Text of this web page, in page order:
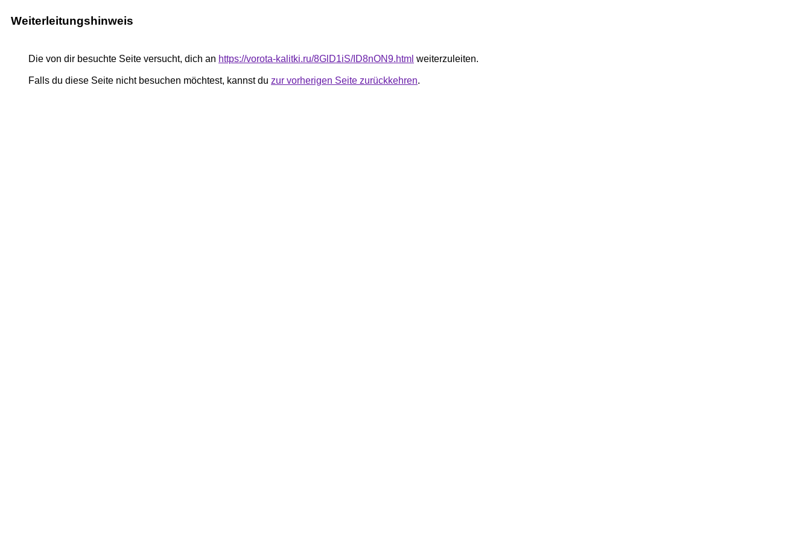
Weiterleitungshinweis
Die von dir besuchte Seite versucht, dich an https://vorota-kalitki.ru/8GlD1iS/ID8nON9.html weiterzuleiten.
Falls du diese Seite nicht besuchen möchtest, kannst du zur vorherigen Seite zurückkehren.